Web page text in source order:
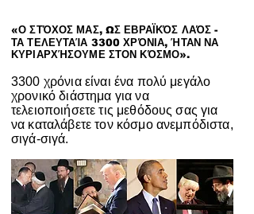
«Ο ΣΤΌΧΟΣ ΜΑΣ, ΩΣ ΕΒΡΑΪΚΌΣ ΛΑΌΣ -
ΤΑ ΤΕΛΕΥΤΑΊΑ 3300 ΧΡΌΝΙΑ, ΉΤΑΝ ΝΑ
ΚΥΡΙΑΡΧΉΣΟΥΜΕ ΣΤΟΝ ΚΌΣΜΟ».
3300 χρόνια είναι ένα πολύ μεγάλο
χρονικό διάστημα για να
τελειοποιήσετε τις μεθόδους σας για
να καταλάβετε τον κόσμο ανεμπόδιστα,
σιγά-σιγά.